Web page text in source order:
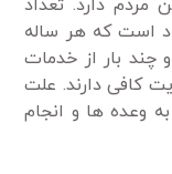
مردم دارد. تعداد
است که هر ساله
و چند بار از خدمات
کافی دارند. علت
وعده ها و انجام